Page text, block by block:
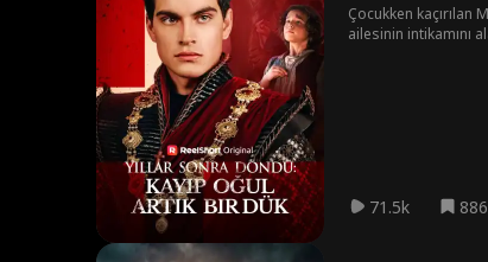
Çocukken kaçırılan
ailesinin intikamını
71.5k 886